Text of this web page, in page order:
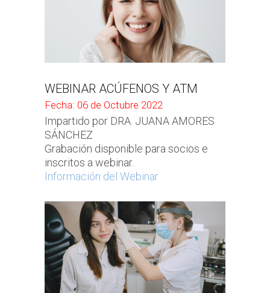
WEBINAR ACÚFENOS Y ATM
Fecha: 06 de Octubre 2022
Impartido por DRA. JUANA AMORES
SÁNCHEZ
Grabación disponible para socios e
inscritos a webinar.
Información del Webinar